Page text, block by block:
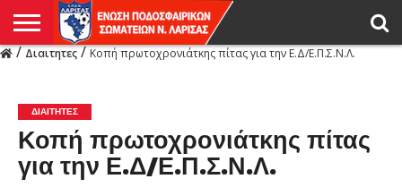
/Διαιτητες/Κοπή πρωτοχρονιάτκης πίτας για την Ε.Δ/Ε.Π.Σ.Ν.Λ.
ΔΙΑΙΤΗΤΕΣ
Κοπή πρωτοχρονιάτκης πίτας
για την Ε.Δ/Ε.Π.Σ.Ν.Λ.